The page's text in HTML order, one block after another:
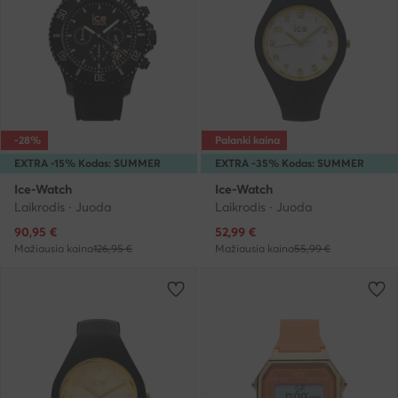
EXTRA -15% Kodas: SUMMER
-28%
Ice-Watch
Laikrodis · Juoda
Dabartinė kaina
90,95 €
Mažiausia kaina126,95 €
EXTRA -35% Kodas: SUMMER
Palanki kaina
Ice-Watch
Laikrodis · Juoda
Dabartinė kaina
52,99 €
Mažiausia kaina55,99 €